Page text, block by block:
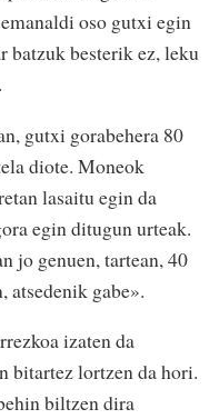
oso gutxi egin
batzuk besterik ez, leku
gutxi gorabehera 80
diote. Moneok
lasaitu egin da
egin ditugun urteak.
jo genuen, tartean, 40
atsedenik gabe».
izaten da
bitartez lortzen da hori.
biltzen dira